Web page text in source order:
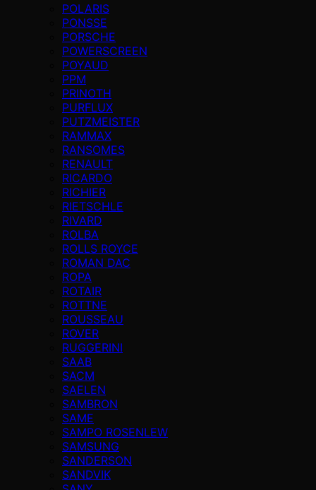
POLARIS
PONSSE
PORSCHE
POWERSCREEN
POYAUD
PPM
PRINOTH
PURFLUX
PUTZMEISTER
RAMMAX
RANSOMES
RENAULT
RICARDO
RICHIER
RIETSCHLE
RIVARD
ROLBA
ROLLS ROYCE
ROMAN DAC
ROPA
ROTAIR
ROTTNE
ROUSSEAU
ROVER
RUGGERINI
SAAB
SACM
SAELEN
SAMBRON
SAME
SAMPO ROSENLEW
SAMSUNG
SANDERSON
SANDVIK